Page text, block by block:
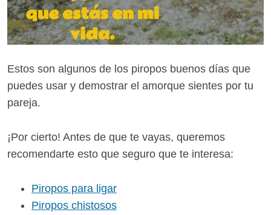
Estos son algunos de los piropos buenos días que
puedes usar y demostrar el amorque sientes por tu
pareja.
¡Por cierto! Antes de que te vayas, queremos
recomendarte esto que seguro que te interesa:
Piropos para ligar
Piropos chistosos